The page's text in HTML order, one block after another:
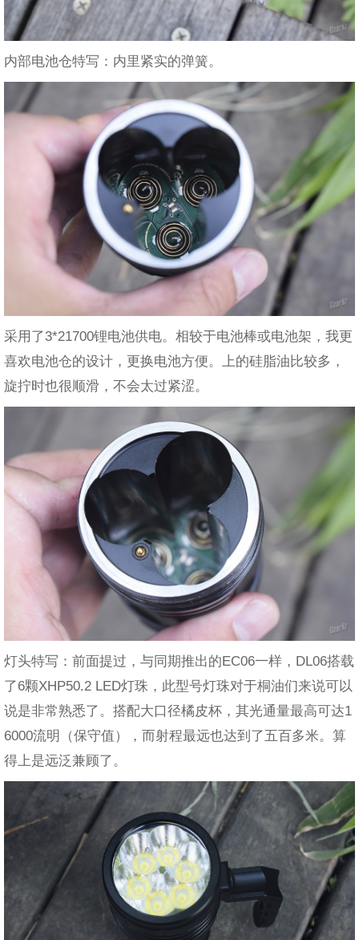
内部电池仓特写：内里紧实的弹簧。
采用了3*21700锂电池供电。相较于电池棒或电池架，我更
喜欢电池仓的设计，更换电池方便。上的硅脂油比较多，
旋拧时也很顺滑，不会太过紧涩。
灯头特写：前面提过，与同期推出的EC06一样，DL06搭载
了6颗XHP50.2 LED灯珠，此型号灯珠对于桐油们来说可以
说是非常熟悉了。搭配大口径橘皮杯，其光通量最高可达1
6000流明（保守值），而射程最远也达到了五百多米。算
得上是远泛兼顾了。